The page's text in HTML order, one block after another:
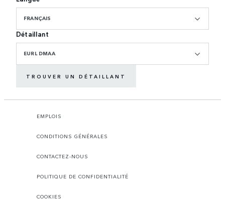
FRANÇAIS
Détaillant
EURL DMAA
TROUVER UN DÉTAILLANT
EMPLOIS
CONDITIONS GÉNÉRALES
CONTACTEZ-NOUS
POLITIQUE DE CONFIDENTIALITÉ
COOKIES